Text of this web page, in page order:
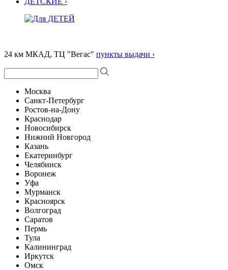
24 км МКАД, ТЦ "Вегас" пункты выдачи ›
Москва
Санкт-Петербург
Ростов-на-Дону
Краснодар
Новосибирск
Нижний Новгород
Казань
Екатеринбург
Челябинск
Воронеж
Уфа
Мурманск
Красноярск
Волгоград
Саратов
Пермь
Тула
Калининград
Иркутск
Омск